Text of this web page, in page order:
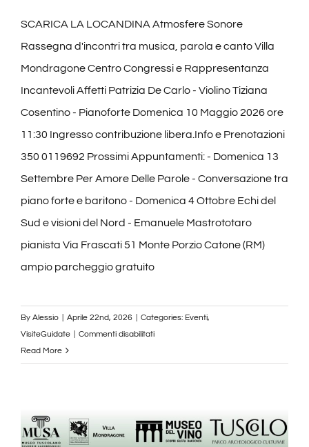
SCARICA LA LOCANDINA Atmosfere Sonore
Rassegna d'incontri tra musica, parola e canto Villa
Mondragone Centro Congressi e Rappresentanza
Incantevoli Affetti Patrizia De Carlo - Violino Tiziana
Cosentino - Pianoforte Domenica 10 Maggio 2026 ore
11:30 Ingresso contribuzione libera.Info e Prenotazioni
350 0119692 Prossimi Appuntamenti: - Domenica 13
Settembre Per Amore Delle Parole - Conversazione tra
piano forte e baritono - Domenica 4 Ottobre Echi del
Sud e visioni del Nord - Emanuele Mastrototaro
pianista Via Frascati 51 Monte Porzio Catone (RM)
ampio parcheggio gratuito
By Alessio Aprile 22nd, 2026 Categories: Eventi,
VisiteGuidate
Commenti disabilitatisu
Sonore
Read More